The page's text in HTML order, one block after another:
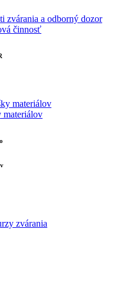
zvárania a odborný dozor
činnosť
materiálov
materiálov
zvárania